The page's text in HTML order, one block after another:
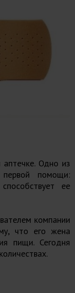
Одно из
помощи:
ее
компании
что его жена
пищи. Сегодня